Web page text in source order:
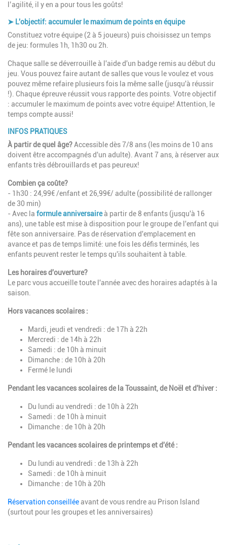
l’agilité, il y en a pour tous les goûts!
➤ L'objectif: accumuler le maximum de points en équipe
Constituez votre équipe (2 à 5 joueurs) puis choisissez un temps
de jeu: formules 1h, 1h30 ou 2h.
Chaque salle se déverrouille à l'aide d'un badge remis au début du
jeu. Vous pouvez faire autant de salles que vous le voulez et vous
pouvez même refaire plusieurs fois la même salle (jusqu'à réussir
!). Chaque épreuve réussit vous rapporte des points. Votre objectif
: accumuler le maximum de points avec votre équipe! Attention, le
temps compte aussi!
INFOS PRATIQUES
À partir de quel âge?Accessible dès 7/8 ans (les moins de 10 ans
doivent être accompagnés d'un adulte). Avant 7 ans, à réserver aux
enfants très débrouillards et pas peureux!
Combien ça coûte?
- 1h30 : 24,99€ /enfant et 26,99€/ adulte (possibilité de rallonger
de 30 min)
- Avec la formule anniversaireà partir de 8 enfants (jusqu'à 16
ans), une table est mise à disposition pour le groupe de l'enfant qui
fête son anniversaire. Pas de réservation d'emplacement en
avance et pas de temps limité: une fois les défis terminés, les
enfants peuvent rester le temps qu'ils souhaitent à table.
Les horaires d'ouverture?
Le parc vous accueille toute l'année avec des horaires adaptés à la
saison.
Hors vacances scolaires :
Mardi, jeudi et vendredi : de 17h à 22h
Mercredi : de 14h à 22h
Samedi : de 10h à minuit
Dimanche : de 10h à 20h
Fermé le lundi
Pendant les vacances scolaires de la Toussaint, de Noël et d'hiver :
Du lundi au vendredi : de 10h à 22h
Samedi : de 10h à minuit
Dimanche : de 10h à 20h
Pendant les vacances scolaires de printemps et d'été :
Du lundi au vendredi : de 13h à 22h
Samedi : de 10h à minuit
Dimanche : de 10h à 20h
Réservation conseilléeavant de vous rendre au Prison Island
(surtout pour les groupes et les anniversaires)